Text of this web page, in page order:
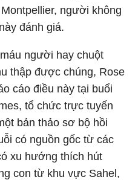
người không
đánh giá.
người hay chuột
thập được chúng, Rose
cáo điều này tại buổi
tổ chức trực tuyến
bản thảo sơ bộ hồi
có nguồn gốc từ các
xu hướng thích hút
con từ khu vực Sahel,